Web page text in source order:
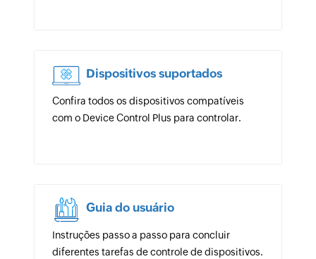
Dispositivos suportados
Confira todos os dispositivos compatíveis
com o Device Control Plus para controlar.
Guia do usuário
Instruções passo a passo para concluir
diferentes tarefas de controle de dispositivos.